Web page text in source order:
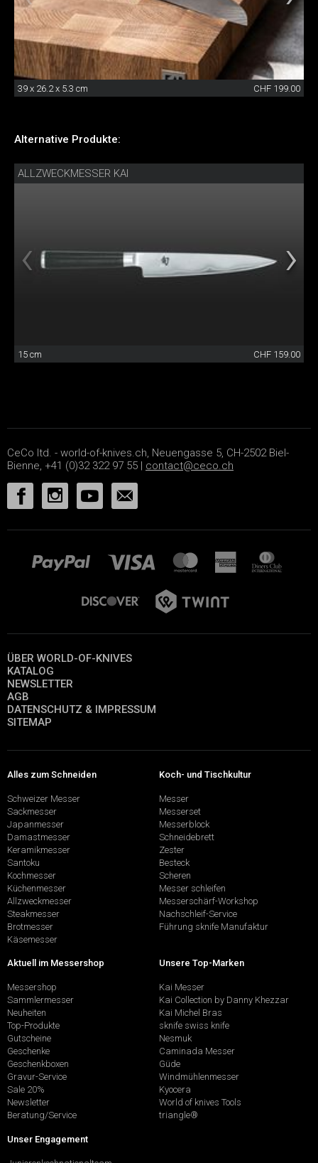
39 x 26.2 x 5.3 cm CHF 199.00
Alternative Produkte:
ALLZWECKMESSER KAI
15 cm CHF 159.00
CeCo ltd. - world-of-knives.ch, Neuengasse 5, CH-2502 Biel-
Bienne, +41 (0)32 322 97 55 | contact@ceco.ch
ÜBER WORLD-OF-KNIVES
KATALOG
NEWSLETTER
AGB
DATENSCHUTZ & IMPRESSUM
SITEMAP
Alles zum Schneiden
Schweizer Messer
Sackmesser
Japanmesser
Damastmesser
Keramikmesser
Santoku
Kochmesser
Küchenmesser
Allzweckmesser
Steakmesser
Brotmesser
Käsemesser
Koch- und Tischkultur
Messer
Messerset
Messerblock
Schneidebrett
Zester
Besteck
Scheren
Messer schleifen
Messerschärf-Workshop
Nachschleif-Service
Führung sknife Manufaktur
Aktuell im Messershop
Messershop
Sammlermesser
Neuheiten
Top-Produkte
Gutscheine
Geschenke
Geschenkboxen
Gravur-Service
Sale 20%
Newsletter
Beratung/Service
Unsere Top-Marken
Kai Messer
Kai Collection by Danny Khezzar
Kai Michel Bras
sknife swiss knife
Nesmuk
Caminada Messer
Güde
Windmühlenmesser
Kyocera
World of knives Tools
triangle®
Unser Engagement